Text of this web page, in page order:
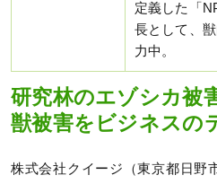
定義した「
長として、
力中。
研究林のエゾシカ被
獣被害をビジネスの
株式会社クイージ（東京都日野